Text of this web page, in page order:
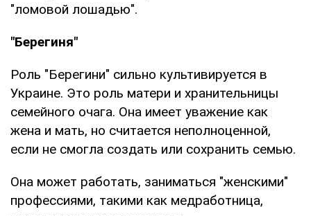
"ломовой лошадью".
"Берегиня"
Роль "Берегини" сильно культивируется в
Украине. Это роль матери и хранительницы
семейного очага. Она имеет уважение как
жена и мать, но считается неполноценной,
если не смогла создать или сохранить семью.
Она может работать, заниматься "женскими"
профессиями, такими как медработница,